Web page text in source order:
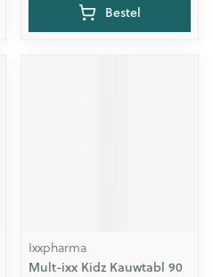
Bestel
Ixxpharma
Mult-ixx Kidz Kauwtabl 90